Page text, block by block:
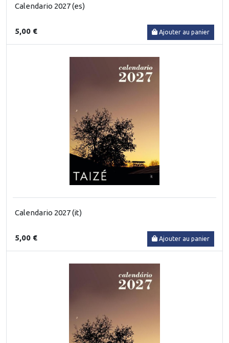
Calendario 2027 (es)
5,00 € Ajouter au panier
Calendario 2027 (it)
5,00 € Ajouter au panier